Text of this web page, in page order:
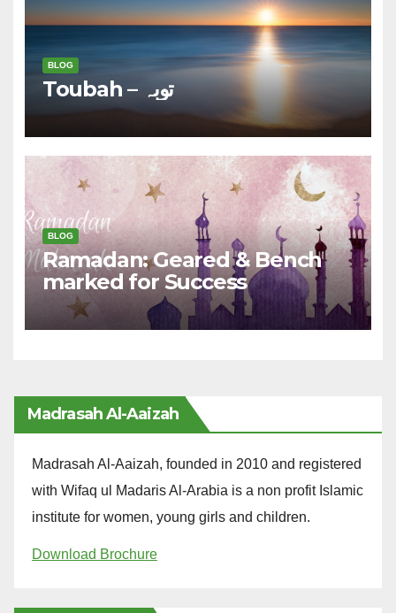
BLOG
Toubah – توبہ
BLOG
Ramadan: Geared & Bench
marked for Success
Madrasah Al-Aaizah
Madrasah Al-Aaizah, founded in 2010 and registered
with Wifaq ul Madaris Al-Arabia is a non profit Islamic
institute for women, young girls and children.
Download Brochure